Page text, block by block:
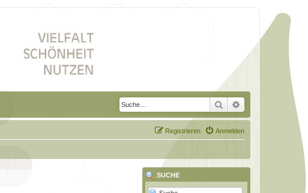
Suche Erweiterte Suche
Anmelden
Registrieren
SUCHE